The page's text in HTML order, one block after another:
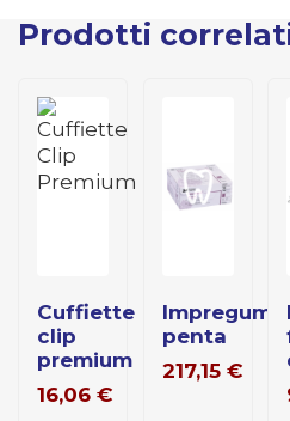
Prodotti
cuffiette
clip
premium
16,06 €
impregum
penta
217,15 €
impregum